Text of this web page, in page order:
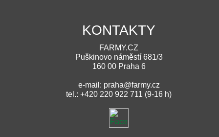
KONTAKTY
FARMY.CZ
Puškinovo náměstí 681/3
160 00 Praha 6
e-mail: praha@farmy.cz
tel.: +420 220 922 711 (9-16 h)